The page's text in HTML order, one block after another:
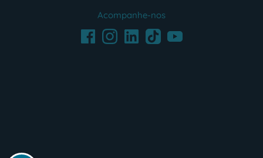
Acompanhe-nos
FacebookInstagramLinkedInTikTokYoutube